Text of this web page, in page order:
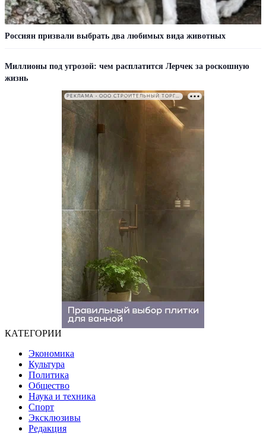
Россиян призвали выбрать два любимых вида животных
Миллионы под угрозой: чем расплатится Лерчек за роскошную
жизнь
РЕКЛАМА • ООО СТРОИТЕЛЬНЫЙ ТОРГОВЫЙ ДОМ «ПЕТРОВИЧ». ИНН: 7802348846
КАТЕГОРИИ
Экономика
Культура
Политика
Общество
Наука и техника
Спорт
Эксклюзивы
Редакция